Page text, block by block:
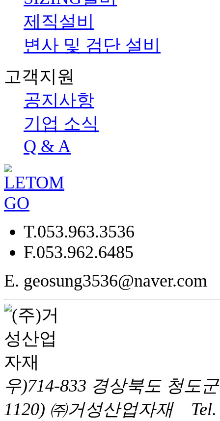
제직설비
변사 및 검단 설비
고객지원
공지사항
기업 소식
Q & A
T.053.963.3536
F.053.962.6485
E. geosung3536@naver.com
우)714-833 경상북도 청도
1120) ㈜거성산업자재